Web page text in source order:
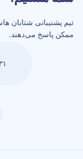
تیم پشتیبانی شتابان
ممکن پاسخ می‌دهند.